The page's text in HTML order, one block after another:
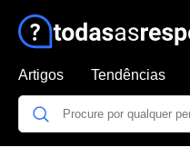
Artigos Tendências